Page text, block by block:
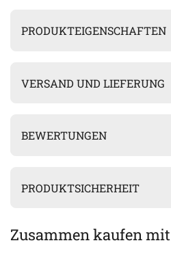
PRODUKTEIGENSCHAFTEN
VERSAND UND LIEFERUNG
BEWERTUNGEN
PRODUKTSICHERHEIT
Zusammen kaufen mit